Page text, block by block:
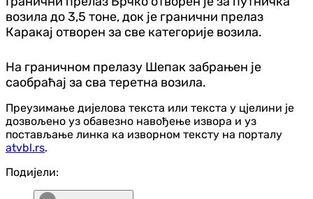
возила до 3,5 тоне, док је гранични прелаз
Каракај отворен за све категорије возила.
На граничном прелазу Шепак забрањен је
саобраћај за сва теретна возила.
Преузимање дијелова текста или текста у цјелини је
дозвољено уз обавезно навођење извора и уз
постављање линка ка изворном тексту на порталу
atvbl.rs.
Подијели: